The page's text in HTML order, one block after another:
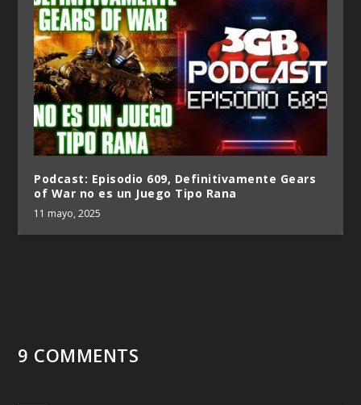
Podcast: Episodio 609, Definitivamente Gears
of War no es un Juego Tipo Rana
11 mayo, 2025
9 COMMENTS